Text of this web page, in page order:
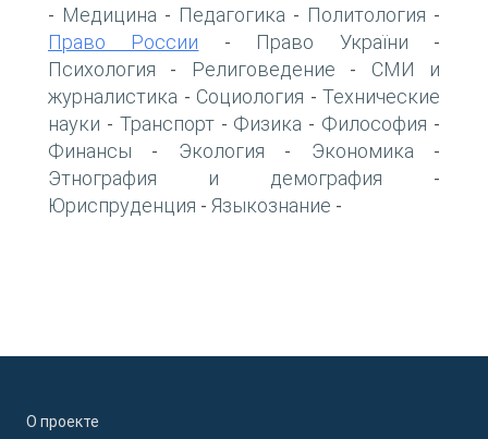
- Медицина - Педагогика - Политология -
Право России - Право України -
Психология - Религоведение - СМИ и
журналистика - Социология - Технические
науки - Транспорт- Физика - Философия -
Финансы - Экология - Экономика -
Этнография и демография -
Юриспруденция - Языкознание -
О проекте